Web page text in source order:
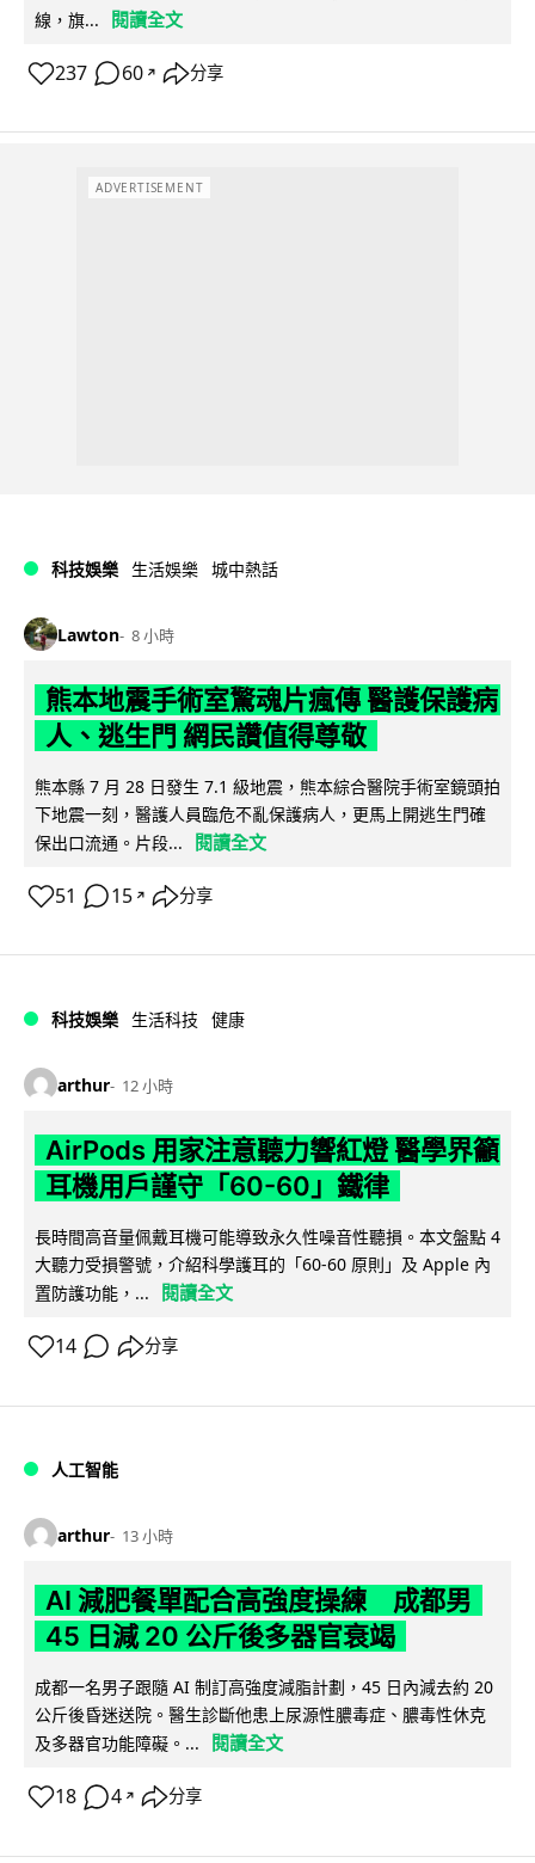
線，旗...
閱讀全文
237 60 ↗ 分享
ADVERTISEMENT
科技娛樂 生活娛樂 城中熱話
Lawton 8 小時
熊本地震手術室驚魂片瘋傳 醫護保護病
人、逃生門 網民讚值得尊敬
熊本縣 7 月 28 日發生 7.1 級地震，熊本綜合醫院手術室鏡頭拍
下地震一刻，醫護人員臨危不亂保護病人，更馬上開逃生門確
保出口流通。片段...
閱讀全文
51 15 ↗ 分享
科技娛樂 生活科技 健康
arthur 12 小時
AirPods 用家注意聽力響紅燈 醫學界籲
耳機用戶謹守「60-60」鐵律
長時間高音量佩戴耳機可能導致永久性噪音性聽損。本文盤點 4
大聽力受損警號，介紹科學護耳的「60-60 原則」及 Apple 內
置防護功能，...
閱讀全文
14 分享
人工智能
arthur 13 小時
AI 減肥餐單配合高強度操練 成都男
45 日減 20 公斤後多器官衰竭
成都一名男子跟隨 AI 制訂高強度減脂計劃，45 日內減去約 20
公斤後昏迷送院。醫生診斷他患上尿源性膿毒症、膿毒性休克
及多器官功能障礙。...
閱讀全文
18 4 ↗ 分享